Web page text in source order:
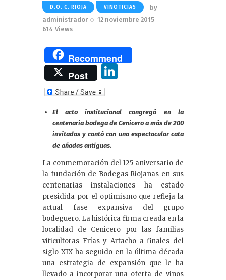
D.O. C. RIOJA VINOTICIAS
by
administrador
12 noviembre 2015
614 Views
Recommend
Post
k
e
dI
El acto institucional congregó en la
centenaria bodega de Cenicero a más de 200
invitados y contó con una espectacular cata
de añadas antiguas.
La conmemoración del 125 aniversario de
la fundación de Bodegas Riojanas en sus
centenarias instalaciones ha estado
presidida por el optimismo que refleja la
actual fase expansiva del grupo
bodeguero. La histórica firma creada en la
localidad de Cenicero por las familias
viticultoras Frías y Artacho a finales del
siglo XIX ha seguido en la última década
una estrategia de expansión que le ha
llevado a incorporar una oferta de vinos